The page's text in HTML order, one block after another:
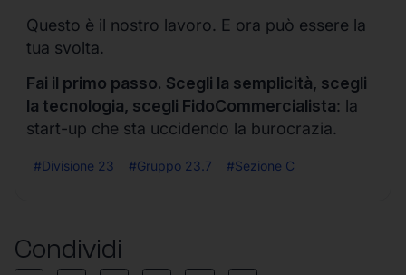
Questo è il nostro lavoro. E ora può essere la
tua svolta.
Fai il primo passo. Scegli la semplicità, scegli
la tecnologia, scegli FidoCommercialista: la
start-up che sta uccidendo la burocrazia.
#Divisione 23 #Gruppo 23.7 #Sezione C
Condividi